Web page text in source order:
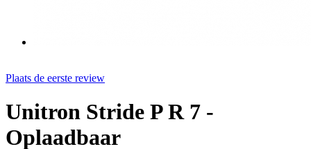
Plaats de eerste review
Unitron Stride P R 7 -
Oplaadbaar